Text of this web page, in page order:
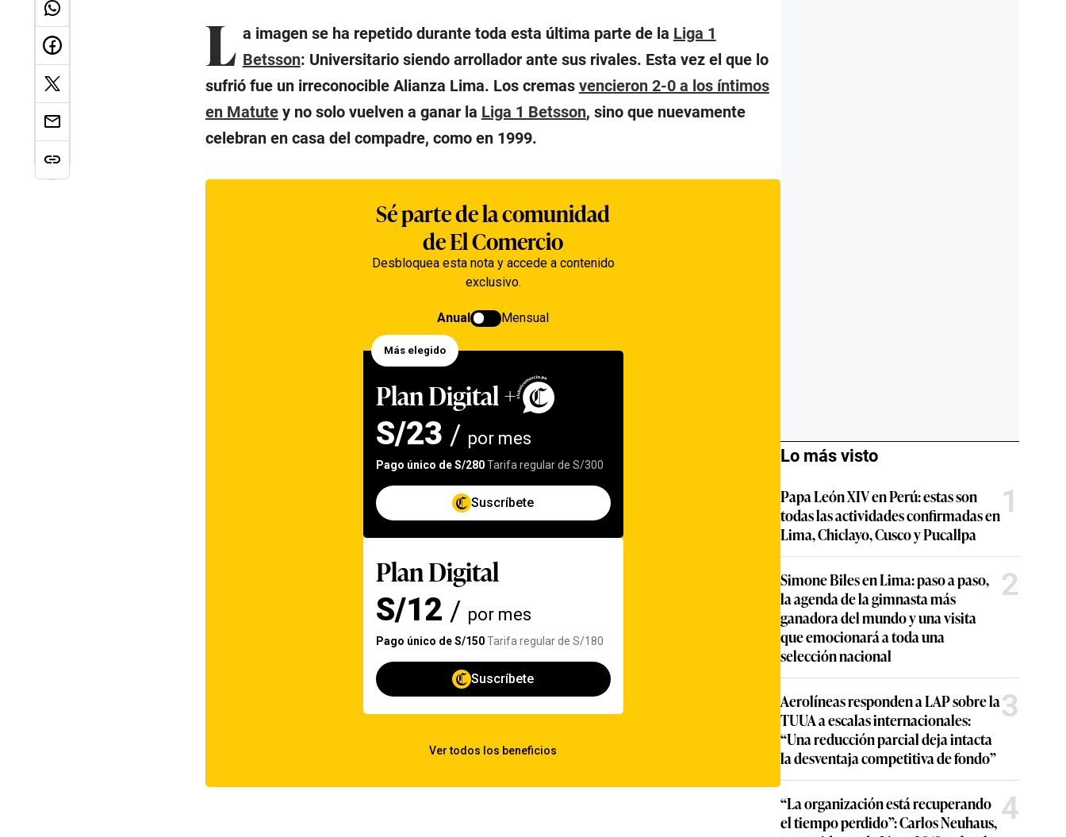
L a imagen se ha repetido durante toda esta última parte de la Liga 1
Betsson: Universitario siendo arrollador ante sus rivales. Esta vez el que lo
sufrió fue un irreconocible Alianza Lima. Los cremas vencieron 2-0 a los íntimos
en Matutey no solo vuelven a ganar la Liga 1 Betsson, sino que nuevamente
celebran en casa del compadre, como en 1999.
Lo más visto
Papa León XIV en Perú: estas son
todas las actividades confirmadas en
Lima, Chiclayo, Cusco y Pucallpa
1
Simone Biles en Lima: paso a paso,
la agenda de la gimnasta más
ganadora del mundo y una visita
que emocionará a toda una
selección nacional
2
Aerolíneas responden a LAP sobre la
TUUA a escalas internacionales:
“Una reducción parcial deja intacta
la desventaja competitiva de fondo”
3
“La organización está recuperando
el tiempo perdido”: Carlos Neuhaus, 4